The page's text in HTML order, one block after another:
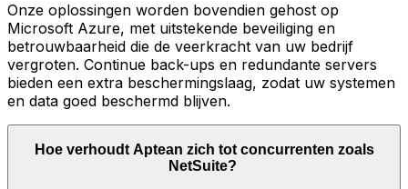
Onze oplossingen worden bovendien gehost op
Microsoft Azure, met uitstekende beveiliging en
betrouwbaarheid die de veerkracht van uw bedrijf
vergroten. Continue back-ups en redundante servers
bieden een extra beschermingslaag, zodat uw systemen
en data goed beschermd blijven.
Hoe verhoudt Aptean zich tot concurrenten zoals
NetSuite?